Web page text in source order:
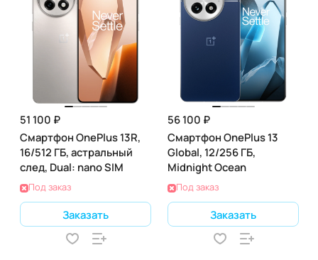
51 100 ₽
Смартфон OnePlus 13R,
16/512 ГБ, астральный
след, Dual: nano SIM
Под заказ
Заказать
56 100 ₽
Смартфон OnePlus 13
Global, 12/256 ГБ,
Midnight Ocean
Под заказ
Заказать